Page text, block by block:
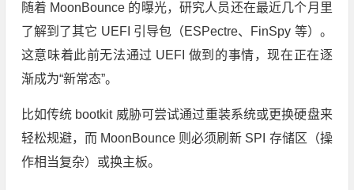
随着 MoonBounce 的曝光，研究人员还在最近几个月里
了解到了其它 UEFI 引导包（ESPectre、FinSpy 等）。
这意味着此前无法通过 UEFI 做到的事情，现在正在逐
渐成为“新常态”。
比如传统 bootkit 威胁可尝试通过重装系统或更换硬盘来
轻松规避，而 MoonBounce 则必须刷新 SPI 存储区（操
作相当复杂）或换主板。